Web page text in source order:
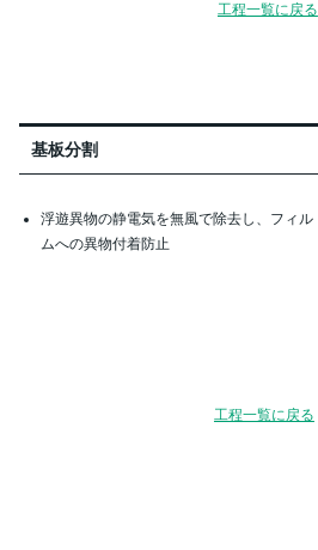
工程一覧に戻る
基板分割
浮遊異物の静電気を無風で除去し、フィル
ムへの異物付着防止
工程一覧に戻る